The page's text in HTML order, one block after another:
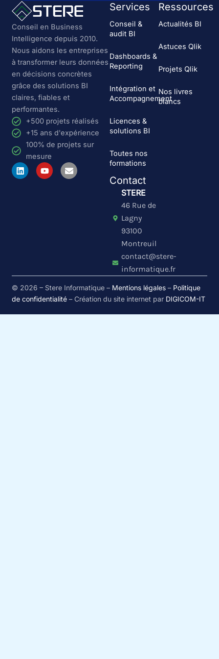
Conseil en Business
Intelligence depuis 2010.
Nous aidons les entreprises
à transformer leurs données
en décisions concrètes
grâce des solutions BI
claires, fiables et
performantes.
+500 projets réalisés
+15 ans d'expérience
100% de projets sur
mesure
L
i
Y
o
E
n
Services
Conseil &
audit BI
Dashboards &
Reporting
Intégration et
Accompagnement
Licences &
solutions BI
Toutes nos
formations
Ressources
Actualités BI
Astuces Qlik
Projets Qlik
Nos livres
blancs
Contact
STERE
46 Rue de
Lagny
93100
Montreuil
contact@stere-
informatique.fr
© 2026 – Stere Informatique – Mentions légales – Politique
de confidentialité – Création du site internet par DIGICOM-IT